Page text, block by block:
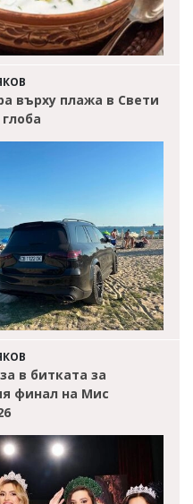
върху плажа в Свети
в битката за
финал на Мис